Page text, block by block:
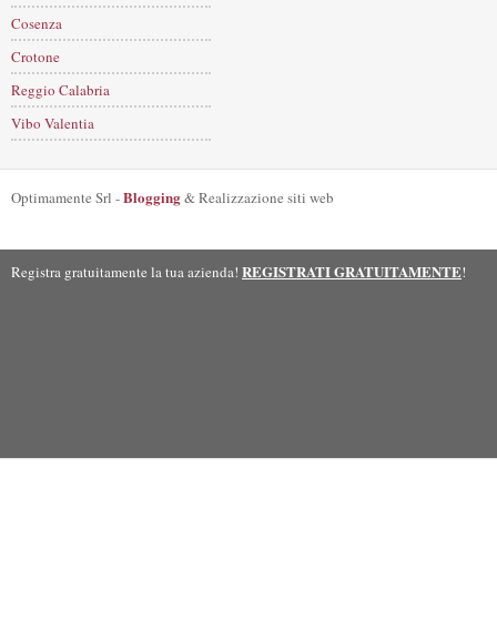
Cosenza
Crotone
Reggio Calabria
Vibo Valentia
Optimamente Srl -Blogging& Realizzazione siti web
Registra gratuitamente la tua azienda! REGISTRATI GRATUITAMENTE!